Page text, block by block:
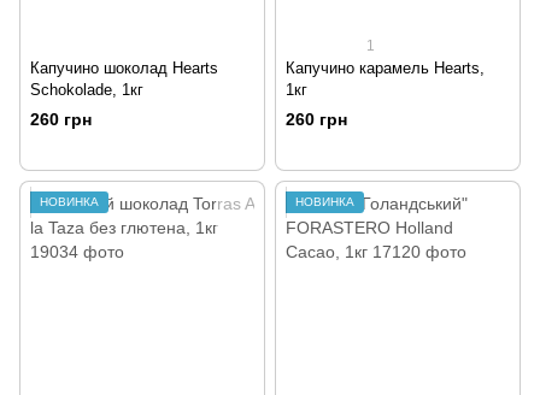
Капучино шоколад Hearts
Schokolade, 1кг
260 грн
1
Капучино карамель Hearts,
1кг
260 грн
НОВИНКА НОВИНКА